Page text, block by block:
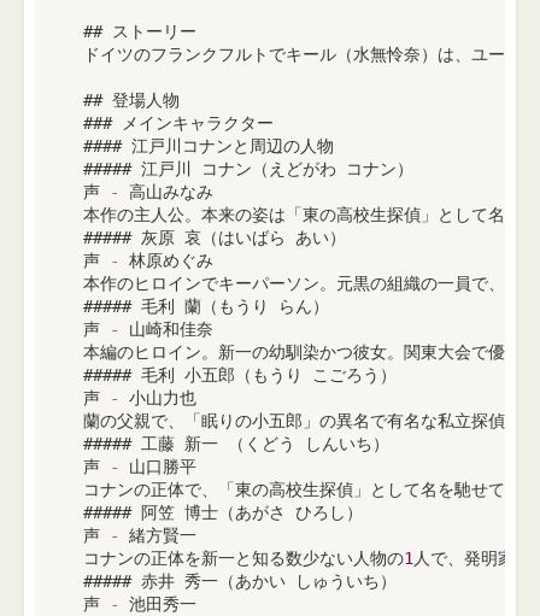
## ストーリー
ドイツのフランクフルトでキール（水無怜奈）は、ユーロ
## 登場人物
### メインキャラクター
#### 江戸川コナンと周辺の人物
##### 江戸川 コナン（えどがわ コナン）
声
-
高山みなみ
本作の主人公。本来の姿は「東の高校生探偵」として名を
##### 灰原 哀（はいばら あい）
声
-
林原めぐみ
本作のヒロインでキーパーソン。元黒の組織の一員で、在
##### 毛利 蘭（もうり らん）
声
-
山崎和佳奈
本編のヒロイン。新一の幼馴染かつ彼女。関東大会で優勝
##### 毛利 小五郎（もうり こごろう）
声
-
小山力也
蘭の父親で、「眠りの小五郎」の異名で有名な私立探偵。
##### 工藤 新一 （くどう しんいち）
声
-
山口勝平
コナンの正体で、「東の高校生探偵」として名を馳せてい
##### 阿笠 博士（あがさ ひろし）
声
-
緒方賢一
コナンの正体を新一と知る数少ない人物の1 人で、発明家
##### 赤井 秀一（あかい しゅういち）
声
-
池田秀一